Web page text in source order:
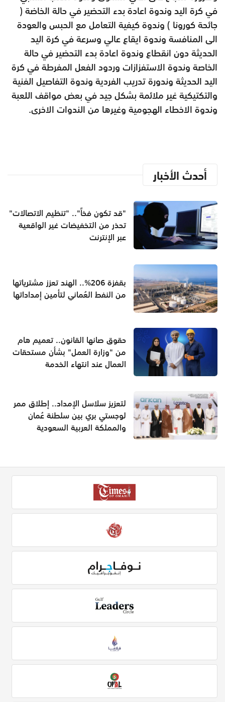
في كرة اليد وندوة اعادة بدء التحضير في حالة الخاضة (
جائحة كورونا ) وندوة كيفية التعامل مع الحبس والعودة
الى المنافسة وندوة ايقاع عالي وسرعة في كرة اليد
الحديثة دون انقطاع وندوة اعادة بدء التحضير في حالة
الخاصة وندوة الاستفزازات وردود الفعل المفرطة في كرة
اليد الحديثة وندورة تدريب الفردية وندوة التفاصيل الفنية
والتكتيكية غير ملائمة بشكل جيد في بعض مواقف اللعبة
وندوة الاخطاء الهجومية وغيرها من الندوات الاخرى.
أحدث الأخبار
"قد تكون فخاً".. "تنظيم الاتصالات"
تحذر من التخفيضات غير الواقعية
عبر الإنترنت
بقفزة 206%.. الهند تعزز مشترياتها
من النفط العُماني لتأمين إمداداتها
حقوق صانها القانون.. تعميم هام
من "وزارة العمل" بشأن مستحقات
العمال عند انتهاء الخدمة
لتعزيز سلاسل الإمداد.. إطلاق ممر
لوجستي بري بين سلطنة عُمان
والمملكة العربية السعودية